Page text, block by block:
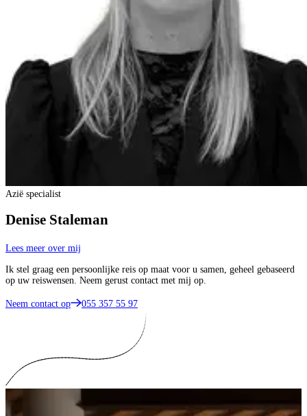
Azië specialist
Denise Staleman
Lees meer over mij
Ik stel graag een persoonlijke reis op maat voor u samen, geheel gebaseerd
op uw reiswensen. Neem gerust contact met mij op.
Neem contact op 055 357 55 97